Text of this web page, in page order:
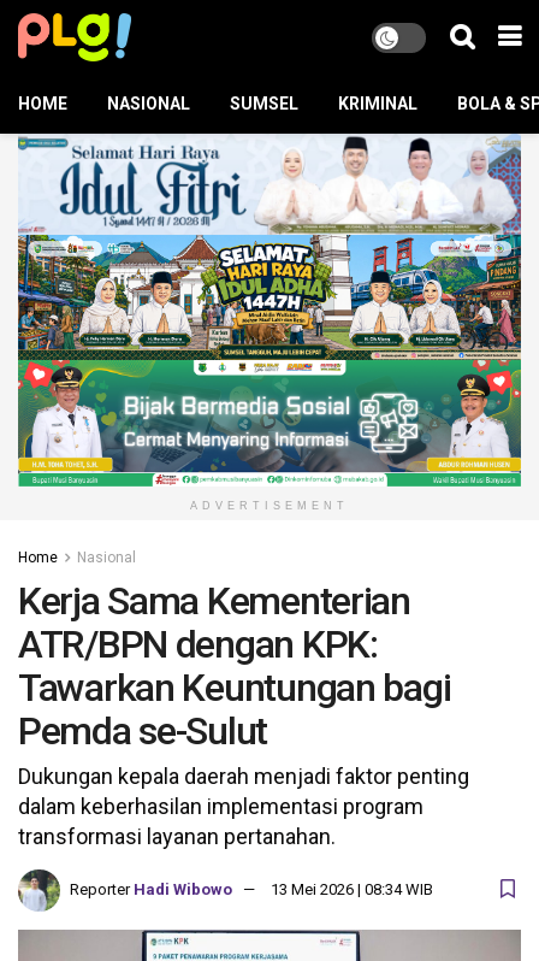
HOME NASIONAL SUMSEL KRIMINAL BOLA &
ADVERTISEMENT
Home Nasional
Kerja Sama Kementerian
ATR/BPN dengan KPK:
Tawarkan Keuntungan bagi
Pemda se-Sulut
Dukungan kepala daerah menjadi faktor penting
dalam keberhasilan implementasi program
transformasi layanan pertanahan.
Reporter Hadi Wibowo 13 Mei 2026 | 08:34 WIB